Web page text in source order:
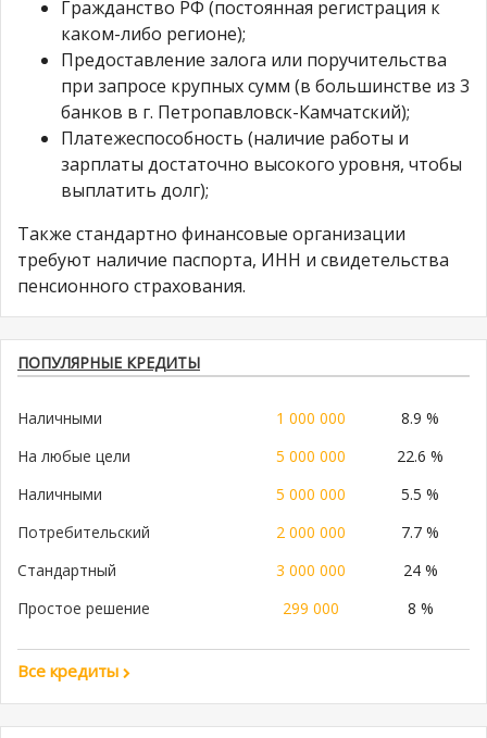
Гражданство РФ (постоянная регистрация к
каком-либо регионе);
Предоставление залога или поручительства
при запросе крупных сумм (в большинстве из 3
банков в г. Петропавловск-Камчатский);
Платежеспособность (наличие работы и
зарплаты достаточно высокого уровня, чтобы
выплатить долг);
Также стандартно финансовые организации
требуют наличие паспорта, ИНН и свидетельства
пенсионного страхования.
ПОПУЛЯРНЫЕ КРЕДИТЫ
Наличными 1 000 000
8.9 %
На любые цели
5 000 000
22.6 %
Наличными
5 000 000
5.5 %
Потребительский
2 000 000
7.7 %
Стандартный
3 000 000
24 %
Простое решение
299 000 8 %
Все кредиты